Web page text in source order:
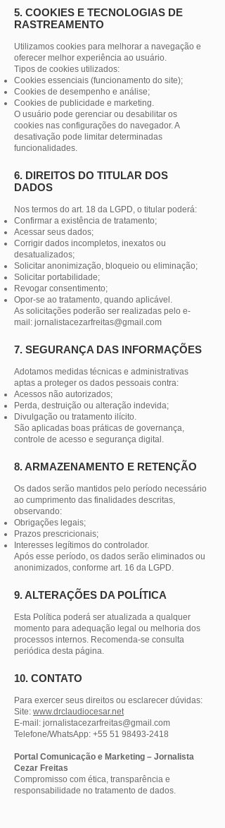
5. COOKIES E TECNOLOGIAS DE
RASTREAMENTO
Utilizamos cookies para melhorar a navegação e
oferecer melhor experiência ao usuário.
Tipos de cookies utilizados:
Cookies essenciais (funcionamento do site);
Cookies de desempenho e análise;
Cookies de publicidade e marketing.
O usuário pode gerenciar ou desabilitar os
cookies nas configurações do navegador. A
desativação pode limitar determinadas
funcionalidades.
6. DIREITOS DO TITULAR DOS
DADOS
Nos termos do art. 18 da LGPD, o titular poderá:
Confirmar a existência de tratamento;
Acessar seus dados;
Corrigir dados incompletos, inexatos ou
desatualizados;
Solicitar anonimização, bloqueio ou eliminação;
Solicitar portabilidade;
Revogar consentimento;
Opor-se ao tratamento, quando aplicável.
As solicitações poderão ser realizadas pelo e-
mail: jornalistacezarfreitas@gmail.com
7. SEGURANÇA DAS INFORMAÇÕES
Adotamos medidas técnicas e administrativas
aptas a proteger os dados pessoais contra:
Acessos não autorizados;
Perda, destruição ou alteração indevida;
Divulgação ou tratamento ilícito.
São aplicadas boas práticas de governança,
controle de acesso e segurança digital.
8. ARMAZENAMENTO E RETENÇÃO
Os dados serão mantidos pelo período necessário
ao cumprimento das finalidades descritas,
observando:
Obrigações legais;
Prazos prescricionais;
Interesses legítimos do controlador.
Após esse período, os dados serão eliminados ou
anonimizados, conforme art. 16 da LGPD.
9. ALTERAÇÕES DA POLÍTICA
Esta Política poderá ser atualizada a qualquer
momento para adequação legal ou melhoria dos
processos internos. Recomenda-se consulta
periódica desta página.
10. CONTATO
Para exercer seus direitos ou esclarecer dúvidas:
Site: www.drclaudiocesar.net
E-mail: jornalistacezarfreitas@gmail.com
Telefone/WhatsApp: +55 51 98493-2418
Portal Comunicação e Marketing – Jornalista
Cezar Freitas
Compromisso com ética, transparência e
responsabilidade no tratamento de dados.